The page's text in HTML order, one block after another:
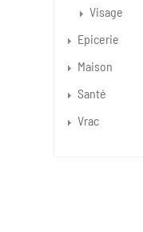
Visage
Epicerie
Maison
Santé
Vrac